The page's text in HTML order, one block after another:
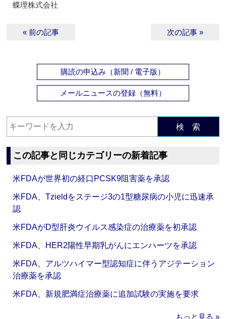
蝶理株式会社
« 前の記事 次の記事 »
購読の申込み（新聞 / 電子版）
メールニュースの登録（無料）
検 索
この記事と同じカテゴリーの新着記事
米FDAが世界初の経口PCSK9阻害薬を承認
米FDA、Tzieldをステージ3の1型糖尿病の小児に迅速承
認
米FDAがD型肝炎ウイルス感染症の治療薬を初承認
米FDA、HER2陽性早期乳がんにエンハーツを承認
米FDA、アルツハイマー型認知症に伴うアジテーション
治療薬を承認
米FDA、新規肥満症治療薬に追加試験の実施を要求
もっと見る »